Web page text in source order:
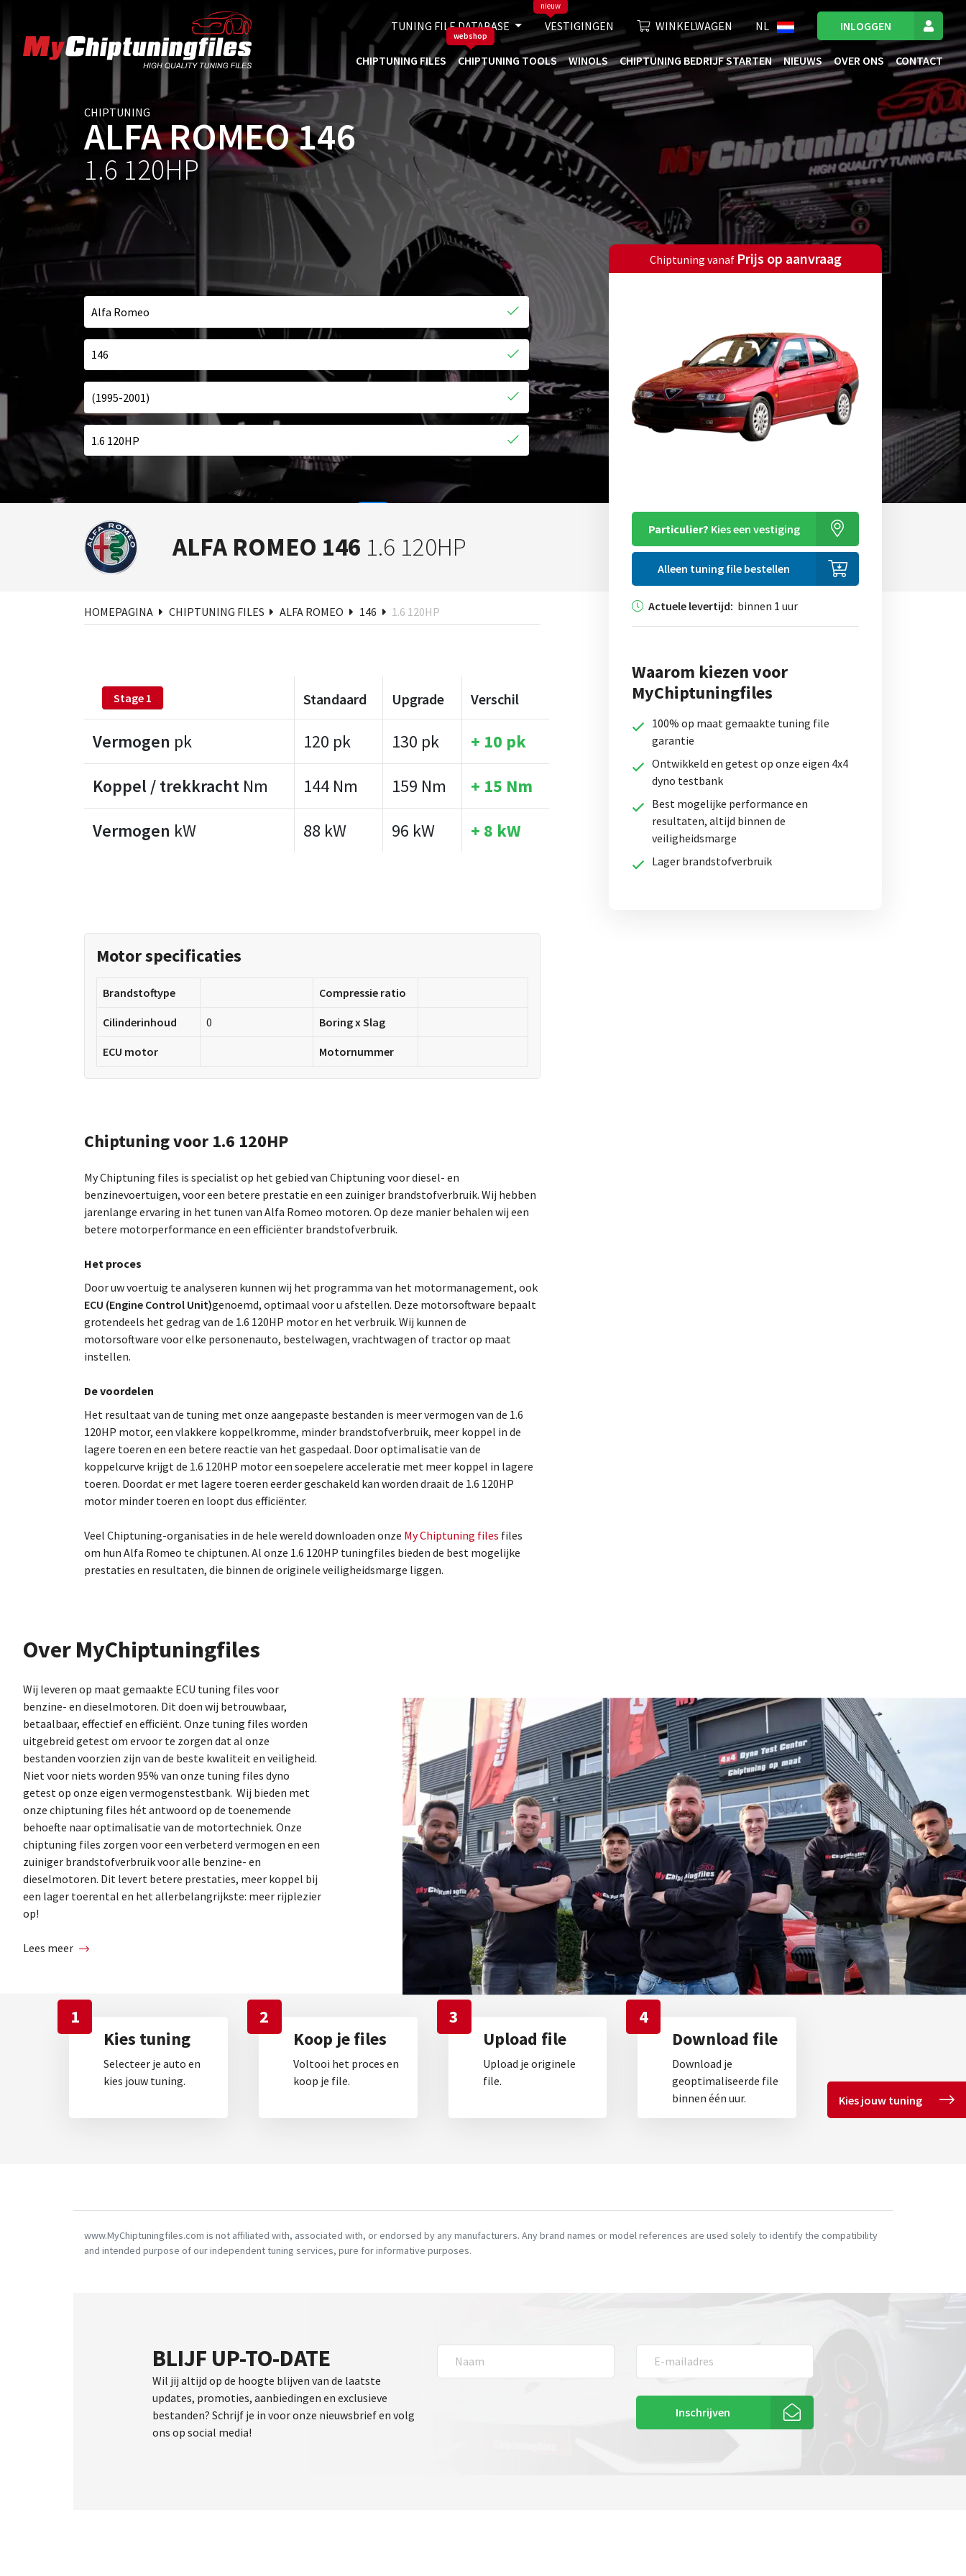
TUNING FILE DATABASE VESTIGINGEN
nieuw
WINKELWAGEN NL INLOGGEN
CHIPTUNING FILES CHIPTUNING TOOLS
webshop
WINOLS CHIPTUNING BEDRIJF STARTEN NIEUWS OVER ONS CONTACT
CHIPTUNING
ALFA ROMEO 146
1.6 120HP
Zoeken
Chiptuning vanaf Prijs op aanvraag
Particulier? Kies een vestiging
Alleen tuning file bestellen
Actuele levertijd: binnen 1 uur
Waarom kiezen voor
MyChiptuningfiles
100% op maat gemaakte tuning file
garantie
Ontwikkeld en getest op onze eigen 4x4
dyno testbank
Best mogelijke performance en
resultaten, altijd binnen de
veiligheidsmarge
Lager brandstofverbruik
ALFA ROMEO 146 1.6 120HP
HOMEPAGINA CHIPTUNING FILES ALFA ROMEO 146 1.6 120HP
Stage 1 Standaard Upgrade Verschil
Vermogen pk 120 pk 130 pk
+ 10 pk
Koppel / trekkracht Nm 144 Nm 159 Nm
+ 15 Nm
Vermogen kW 88 kW 96 kW + 8 kW
Motor specificaties
Brandstoftype Compressie ratio
Cilinderinhoud 0 Boring x Slag
ECU motor Motornummer
Chiptuning voor 1.6 120HP
My Chiptuning files is specialist op het gebied van Chiptuning voor diesel- en
benzinevoertuigen, voor een betere prestatie en een zuiniger brandstofverbruik. Wij hebben
jarenlange ervaring in het tunen van Alfa Romeo motoren. Op deze manier behalen wij een
betere motorperformance en een efficiënter brandstofverbruik.
Het proces
Door uw voertuig te analyseren kunnen wij het programma van het motormanagement, ook
ECU (Engine Control Unit)genoemd, optimaal voor u afstellen. Deze motorsoftware bepaalt
grotendeels het gedrag van de 1.6 120HP motor en het verbruik. Wij kunnen de
motorsoftware voor elke personenauto, bestelwagen, vrachtwagen of tractor op maat
instellen.
De voordelen
Het resultaat van de tuning met onze aangepaste bestanden is meer vermogen van de 1.6
120HP motor, een vlakkere koppelkromme, minder brandstofverbruik, meer koppel in de
lagere toeren en een betere reactie van het gaspedaal. Door optimalisatie van de
koppelcurve krijgt de 1.6 120HP motor een soepelere acceleratie met meer koppel in lagere
toeren. Doordat er met lagere toeren eerder geschakeld kan worden draait de 1.6 120HP
motor minder toeren en loopt dus efficiënter.
Veel Chiptuning-organisaties in de hele wereld downloaden onze My Chiptuning files files
om hun Alfa Romeo te chiptunen. Al onze 1.6 120HP tuningfiles bieden de best mogelijke
prestaties en resultaten, die binnen de originele veiligheidsmarge liggen.
Over MyChiptuningfiles
Wij leveren op maat gemaakte ECU tuning files voor
benzine- en dieselmotoren. Dit doen wij betrouwbaar,
betaalbaar, effectief en efficiënt. Onze tuning files worden
uitgebreid getest om ervoor te zorgen dat al onze
bestanden voorzien zijn van de beste kwaliteit en veiligheid.
Niet voor niets worden 95% van onze tuning files dyno
getest op onze eigen vermogenstestbank. Wij bieden met
onze chiptuning files hét antwoord op de toenemende
behoefte naar optimalisatie van de motortechniek. Onze
chiptuning files zorgen voor een verbeterd vermogen en een
zuiniger brandstofverbruik voor alle benzine- en
dieselmotoren. Dit levert betere prestaties, meer koppel bij
een lager toerental en het allerbelangrijkste: meer rijplezier
op!
Lees meer
1
Kies tuning
Selecteer je auto en
kies jouw tuning.
2
Koop je files
Voltooi het proces en
koop je file.
3
Upload file
Upload je originele
file.
4
Download file
Download je
geoptimaliseerde file
binnen één uur.
Kies jouw tuning
www.MyChiptuningfiles.com is not affiliated with, associated with, or endorsed by any manufacturers. Any brand names or model references are used solely to identify the compatibility
and intended purpose of our independent tuning services, pure for informative purposes.
BLIJF UP-TO-DATE
Wil jij altijd op de hoogte blijven van de laatste
updates, promoties, aanbiedingen en exclusieve
bestanden? Schrijf je in voor onze nieuwsbrief en volg
ons op social media!
Inschrijven